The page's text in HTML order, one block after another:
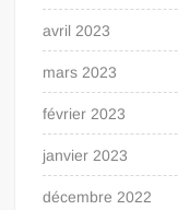
avril 2023
mars 2023
février 2023
janvier 2023
décembre 2022